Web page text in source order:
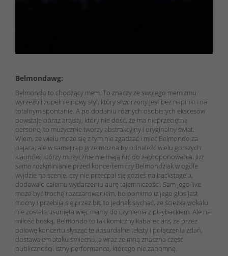
Belmondawg:
Belmondo to chodzący mem. To znaczy ze swojego memizmu
wyrzeźbił zupełnie nowy styl, który stworzony jest bez napinki i na
totalnym spontanie. A po dodaniu różnych osobistych ekscesów
powstaje obraz artysty, który nie dość, że ma nieprzeciętną
personę, to muzycznie tworzy abstrakcyjny i oryginalny świat.
Wiem, że wielu może się z tym nie zgadzać i mieć Belmondo za
pajaca, ale w samej rap grze można by odnaleźć wielu gorszych
klaunów, którzy muzycznie nie mają nic do zaproponowania. Już
samo rozkminianie przed koncertem czy Belmondziak w ogóle
wyjdzie na scenie, czy nie przećpał się gdzieś na backstage’u,
dodawało całemu wydarzeniu aurę tajemniczości. Sam jego live
może być trochę rozczarowaniem, bo pomimo iż jego głos jest
mocny i przebija się przez bit, to jednak słychać, że ścieżka wokalu
nie została usunięta więc mamy do czynienia z playbackiem. Ale na
miłość boską, Belmondo to tak komiczny kabareciarz, że przez
połowę koncertu słysząc te absurdalne teksty i połączenia zdań,
dostawałem ataku śmiechu, a wraz ze mną znaczna część
publiczności. Istny performance, którego nie zapomnę.